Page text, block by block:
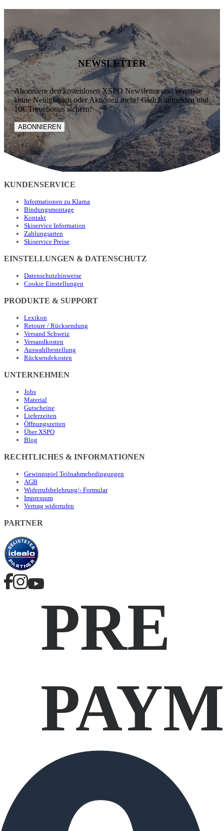
NEWSLETTER
Abonniere den kostenlosen XSPO Newsletter und verpasse
keine Neuigkeiten oder Aktionen mehr! Gleich anmelden und
10€ Treuebonus sichern!
ABONNIEREN
KUNDENSERVICE
Informationen zu Klarna
Bindungsmontage
Kontakt
Skiservice Information
Zahlungsarten
Skiservice Preise
EINSTELLUNGEN & DATENSCHUTZ
Datenschutzhinweise
Cookie Einstellungen
PRODUKTE & SUPPORT
Lexikon
Retoure / Rücksendung
Versand Schweiz
Versandkosten
Auswahlbestellung
Rücksendekosten
UNTERNEHMEN
Jobs
Material
Gutscheine
Lieferzeiten
Öffnungszeiten
Über XSPO
Blog
RECHTLICHES & INFORMATIONEN
Gewinnspiel Teilnahmebedingungen
AGB
Widerrufsbelehrung/- Formular
Impressum
Vertrag widerrufen
PARTNER